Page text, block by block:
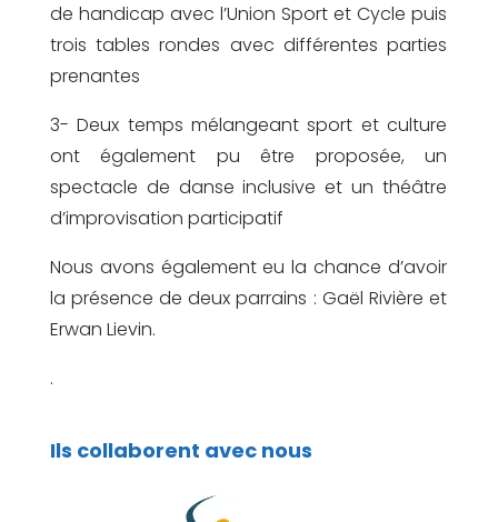
de handicap avec l’Union Sport et Cycle puis
trois tables rondes avec différentes parties
prenantes
3- Deux temps mélangeant sport et culture
ont également pu être proposée, un
spectacle de danse inclusive et un théâtre
d’improvisation participatif
Nous avons également eu la chance d’avoir
la présence de deux parrains : Gaël Rivière et
Erwan Lievin.
.
Ils collaborent avec nous